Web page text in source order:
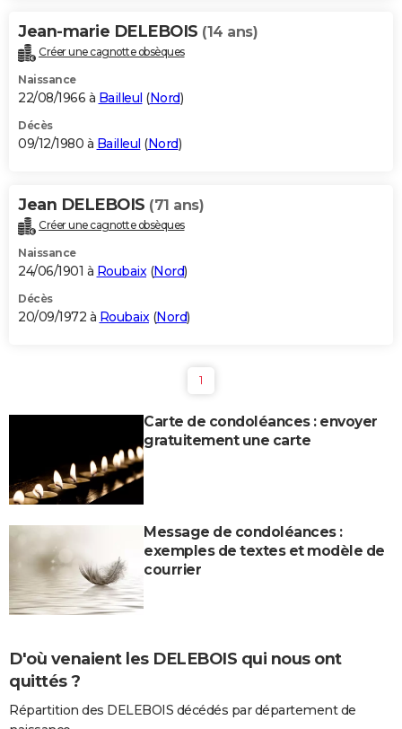
Jean-marie DELEBOIS (14 ans)
Créer une cagnotte obsèques
Naissance
22/08/1966 à Bailleul (Nord)
Décès
09/12/1980 à Bailleul (Nord)
Jean DELEBOIS (71 ans)
Créer une cagnotte obsèques
Naissance
24/06/1901 à Roubaix (Nord)
Décès
20/09/1972 à Roubaix (Nord)
1
Carte de condoléances : envoyer
gratuitement une carte
Message de condoléances :
exemples de textes et modèle de
courrier
D'où venaient les DELEBOIS qui nous ont
quittés ?
Répartition des DELEBOIS décédés par département de